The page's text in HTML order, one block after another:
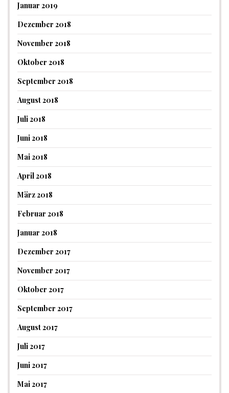
Januar 2019
Dezember 2018
November 2018
Oktober 2018
September 2018
August 2018
Juli 2018
Juni 2018
Mai 2018
April 2018
März 2018
Februar 2018
Januar 2018
Dezember 2017
November 2017
Oktober 2017
September 2017
August 2017
Juli 2017
Juni 2017
Mai 2017